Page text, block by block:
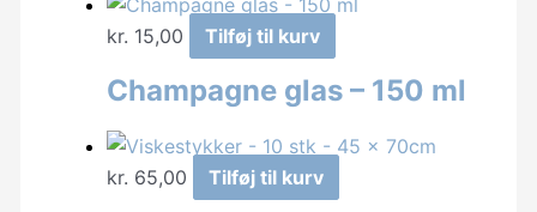
kr. 15,00 Tilføj til kurv
Champagne glas – 150 ml
kr. 65,00 Tilføj til kurv